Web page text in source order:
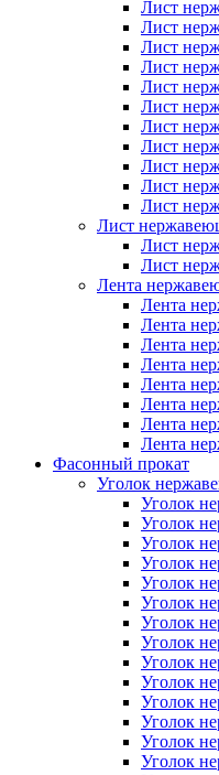
Лист
Лист
Лист
Лист
Лист
Лист
Лист
Лист
Лист
Лист
Лист
Лист
Лист
Лист
Лента
Лента
Лента
Лента
Лента
Лента
Лента
Лента
Лента
Фасонный прокат
Уголок
Уголок
Уголок
Уголок
Уголок
Уголок
Уголок
Уголок
Уголок
Уголок
Уголок
Уголок
Уголок
Уголок
Уголок